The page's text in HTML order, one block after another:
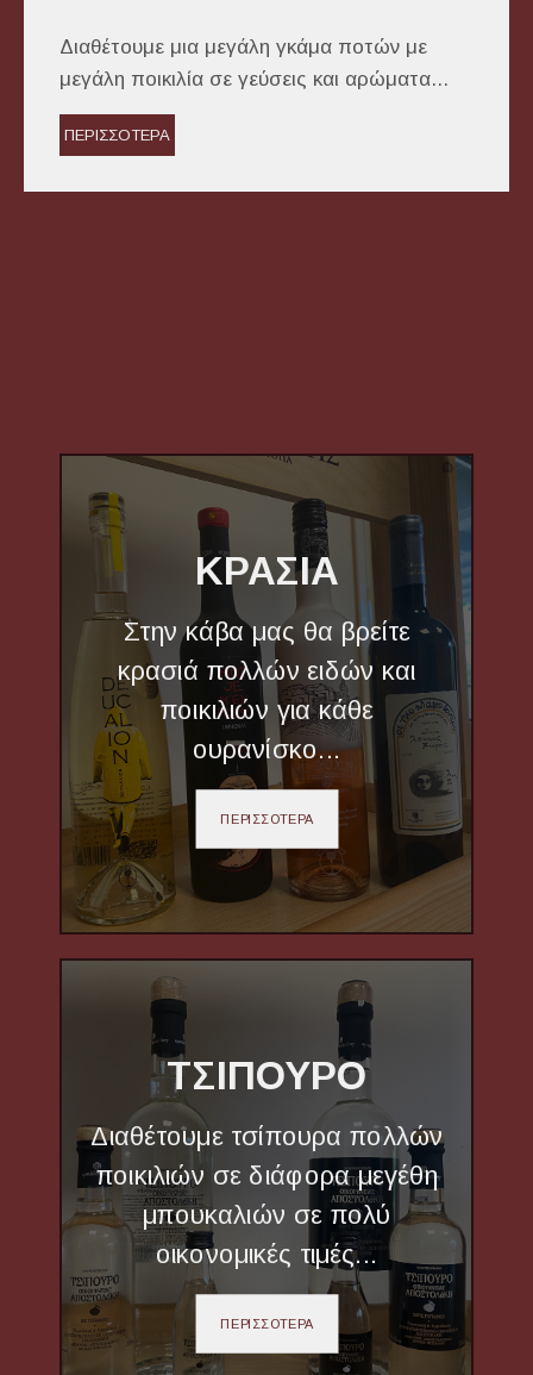
Διαθέτουμε μια μεγάλη γκάμα ποτών με
μεγάλη ποικιλία σε γεύσεις και αρώματα...
ΠΕΡΙΣΣΟΤΕΡΑ
ΚΡΑΣΙΑ
Στην κάβα μας θα βρείτε
κρασιά πολλών ειδών και
ποικιλιών για κάθε
ουρανίσκο...
ΠΕΡΙΣΣΟΤΕΡΑ
ΤΣΙΠΟΥΡΟ
Διαθέτουμε τσίπουρα πολλών
ποικιλιών σε διάφορα μεγέθη
μπουκαλιών σε πολύ
οικονομικές τιμές...
ΠΕΡΙΣΣΟΤΕΡΑ